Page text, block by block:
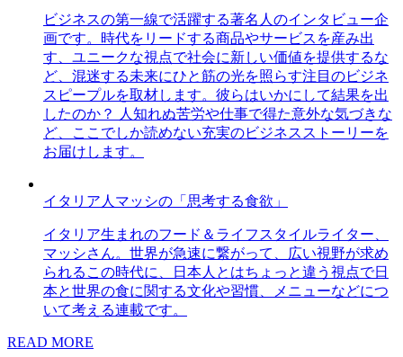
ビジネスの第一線で活躍する著名人のインタビュー企
画です。時代をリードする商品やサービスを産み出
す、ユニークな視点で社会に新しい価値を提供するな
ど、混迷する未来にひと筋の光を照らす注目のビジネ
スピープルを取材します。彼らはいかにして結果を出
したのか？ 人知れぬ苦労や仕事で得た意外な気づきな
ど、ここでしか読めない充実のビジネスストーリーを
お届けします。
イタリア人マッシの「思考する食欲」
イタリア生まれのフード＆ライフスタイルライター、
マッシさん。世界が急速に繋がって、広い視野が求め
られるこの時代に、日本人とはちょっと違う視点で日
本と世界の食に関する文化や習慣、メニューなどにつ
いて考える連載です。
READ MORE